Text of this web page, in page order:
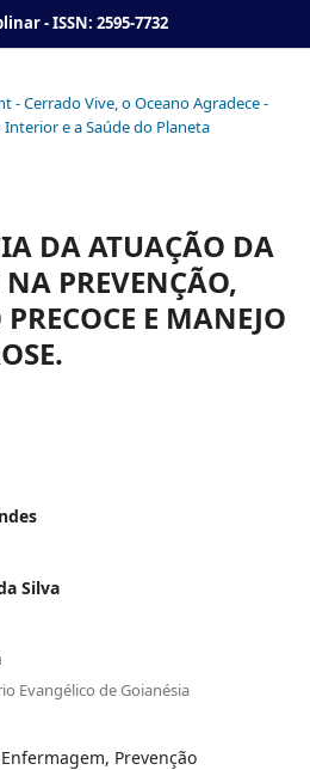
- ISSN: 2595-7732
- Cerrado Vive, o Oceano Agradece -
e a Saúde do Planeta
DA ATUAÇÃO DA
PREVENÇÃO,
E MANEJO
Silva
Evangélico de Goianésia
Prevenção